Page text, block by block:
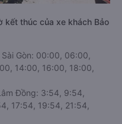
kết thúc của xe khách Bảo
Gòn: 00:00, 06:00,
14:00, 16:00, 18:00,
Đồng: 3:54, 9:54,
17:54, 19:54, 21:54,